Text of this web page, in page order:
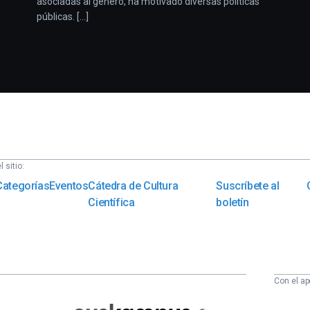
públicas. [...]
sitio:
EventosCátedra de Cultura
Científica
Suscríbete al
boletín
Con el